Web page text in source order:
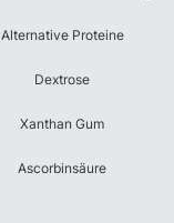
Alternative Proteine
Dextrose
Xanthan Gum
Ascorbinsäure